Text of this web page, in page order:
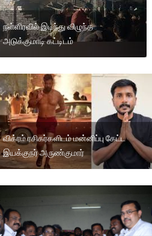
நள்ளிரவில் இடிந்து விழுந்த
அடுக்குமாடி கட்டிடம்
விக்ரம் ரசிகர்களிடம் மன்னிப்பு கேட்ட
இயக்குநர் அருண்குமார்